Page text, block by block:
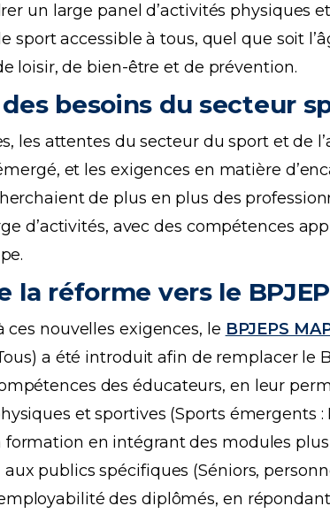
un large panel d’activités physiques
sport accessible à tous, quel que soit
loisir, de bien-être et de prévention.
besoins du secteur
les attentes du secteur du sport et de
et les exigences en matière
de plus en plus des
d’activités, avec des compétences
la réforme vers le
ces nouvelles exigences, le BPJEPS
a été introduit afin de remplacer le
des éducateurs, en leur
et sportives (Sports émergents
formation en intégrant des modules
aux publics spécifiques (Séniors,
des diplômés, en